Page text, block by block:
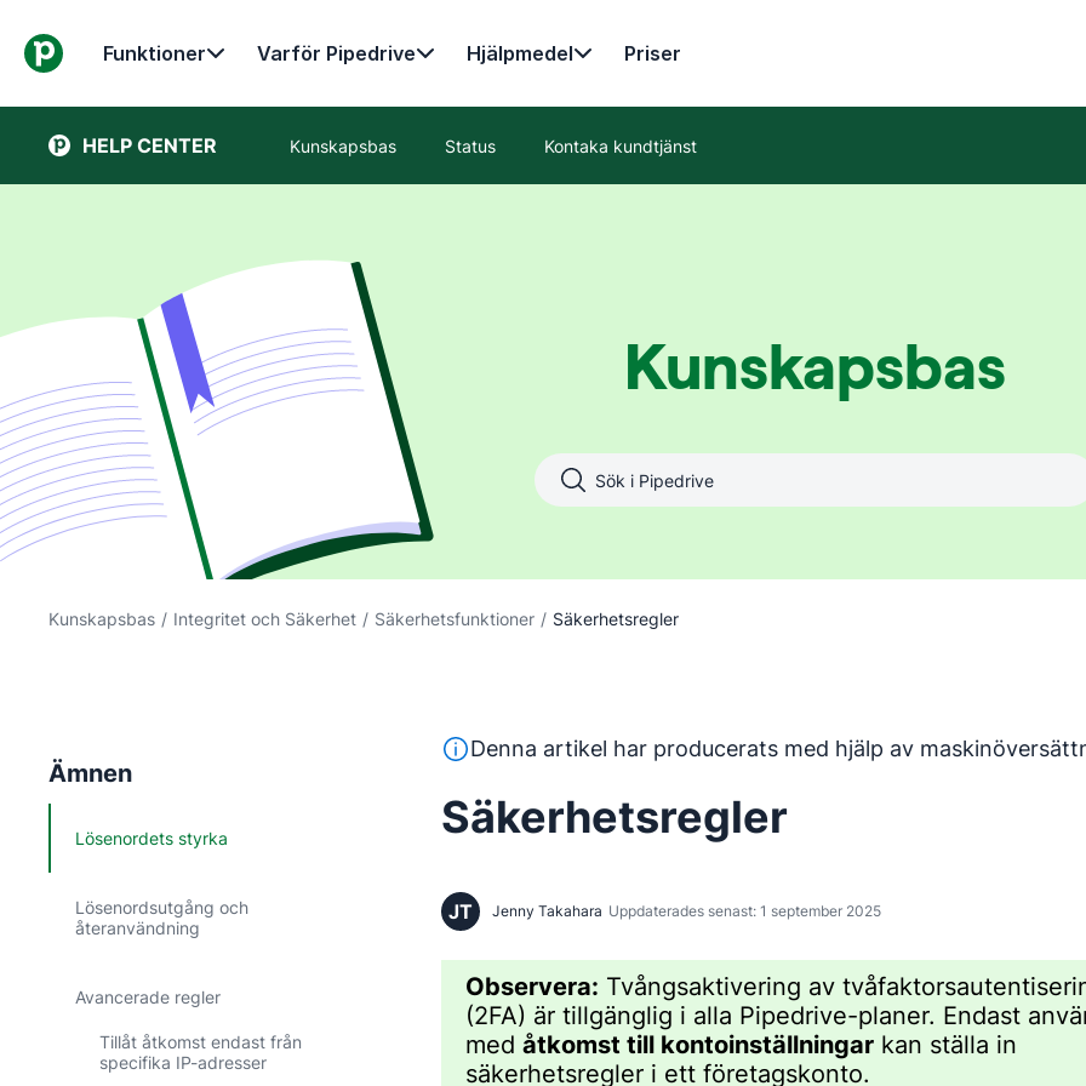
Funktioner Varför Pipedrive Hjälpmedel Priser
HELP CENTER Kunskapsbas Status Kontaka kundtjänst
Kunskapsbas
Kunskapsbas / Integritet och Säkerhet / Säkerhetsfunktioner / Säkerhetsregler
Ämnen
Lösenordets styrka
Lösenordsutgång och
återanvändning
Avancerade regler
Tillåt åtkomst endast från
specifika IP-adresser
Denna text har översatts från engelska med hjälp av ett
Denna artikel har producerats med hjälp av
Säkerhetsregler
JT Jenny Takahara Uppdaterades senast: 1 september 2025
Observera: Tvångsaktivering av
(2FA) är tillgänglig i alla Pipedrive-planer. Endast
med åtkomst till kontoinställningar kan ställa in
säkerhetsregler i ett företagskonto.